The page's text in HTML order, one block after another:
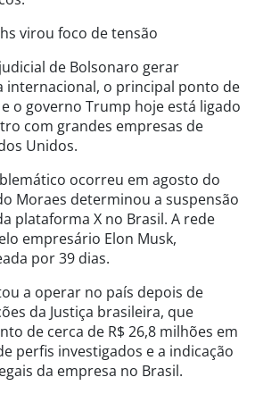
virou foco de tensão
de Bolsonaro gerar
internacional, o principal ponto de
o governo Trump hoje está ligado
com grandes empresas de
Unidos.
ocorreu em agosto do
Moraes determinou a suspensão
plataforma X no Brasil. A rede
empresário Elon Musk,
por 39 dias.
a operar no país depois de
da Justiça brasileira, que
de cerca de R$ 26,8 milhões em
perfis investigados e a indicação
da empresa no Brasil.